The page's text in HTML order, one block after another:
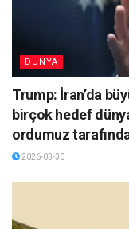
DÜNYA
Trump: İran’da
birçok hedef
ordumuz
2026-03-30